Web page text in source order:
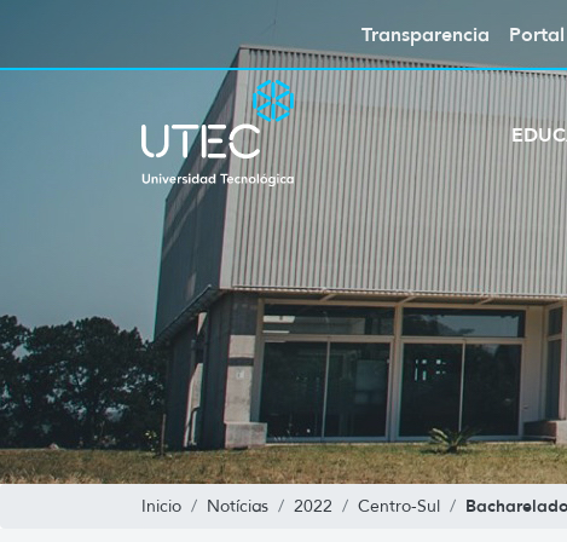
Transparencia
Inicio Notícias 2022 Centro-Sul